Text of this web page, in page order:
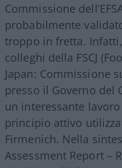
Commissione
probabilmente
troppo in fretta.
colleghi della FSCJ
Japan: Commissione
presso il Governo del
un interessante
principio attivo
Firmenich. Nella
Assessment Report –